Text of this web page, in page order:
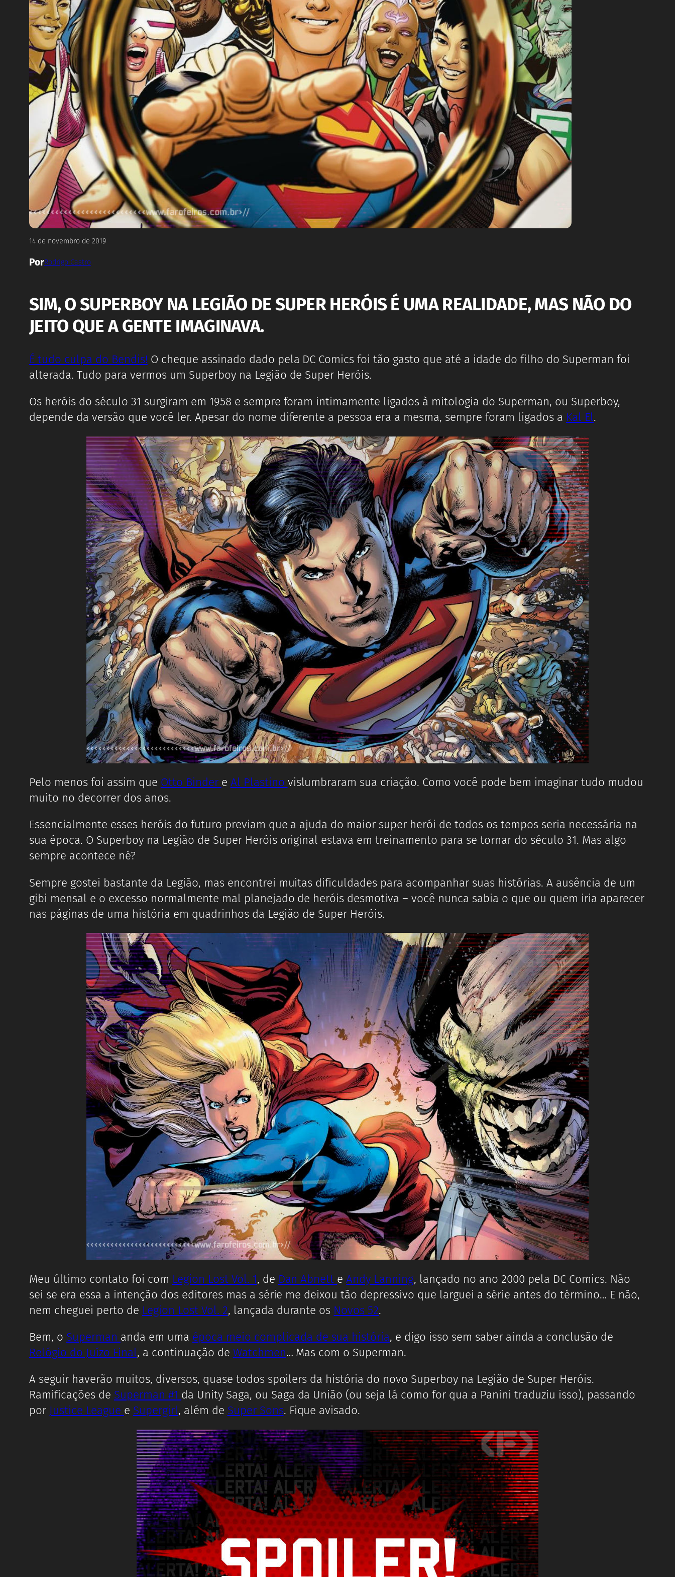
14 de novembro de 2019
PorRodrigo Castro
SIM, O SUPERBOY NA LEGIÃO DE SUPER HERÓIS É UMA REALIDADE, MAS NÃO DO
JEITO QUE A GENTE IMAGINAVA.
É tudo culpa do Bendis! O cheque assinado dado pela DC Comics foi tão gasto que até a idade do filho do Superman foi
alterada. Tudo para vermos um Superboy na Legião de Super Heróis.
Os heróis do século 31 surgiram em 1958 e sempre foram intimamente ligados à mitologia do Superman, ou Superboy,
depende da versão que você ler. Apesar do nome diferente a pessoa era a mesma, sempre foram ligados a Kal El.
Pelo menos foi assim que Otto Binder e Al Plastino vislumbraram sua criação. Como você pode bem imaginar tudo mudou
muito no decorrer dos anos.
Essencialmente esses heróis do futuro previam que a ajuda do maior super herói de todos os tempos seria necessária na
sua época. O Superboy na Legião de Super Heróis original estava em treinamento para se tornar do século 31. Mas algo
sempre acontece né?
Sempre gostei bastante da Legião, mas encontrei muitas dificuldades para acompanhar suas histórias. A ausência de um
gibi mensal e o excesso normalmente mal planejado de heróis desmotiva – você nunca sabia o que ou quem iria aparecer
nas páginas de uma história em quadrinhos da Legião de Super Heróis.
Meu último contato foi com Legion Lost Vol. 1, de Dan Abnett eAndy Lanning, lançado no ano 2000 pela DC Comics. Não
sei se era essa a intenção dos editores mas a série me deixou tão depressivo que larguei a série antes do término… E não,
nem cheguei perto de Legion Lost Vol. 2, lançada durante os Novos 52.
Bem, o Superman anda em uma época meio complicada de sua história, e digo isso sem saber ainda a conclusão de
Relógio do Juízo Final, a continuação de Watchmen… Mas com o Superman.
A seguir haverão muitos, diversos, quase todos spoilers da história do novo Superboy na Legião de Super Heróis.
Ramificações de Superman #1 da Unity Saga, ou Saga da União (ou seja lá como for qua a Panini traduziu isso), passando
por Justice League e Supergirl, além de Super Sons. Fique avisado.